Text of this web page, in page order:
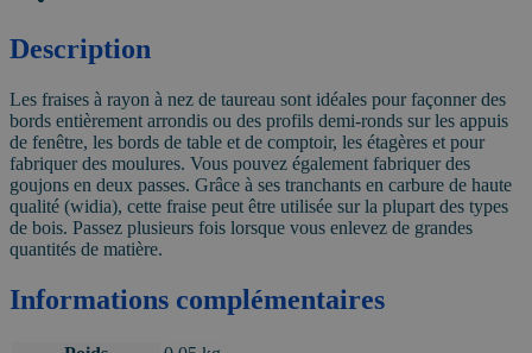
Description
Les fraises à rayon à nez de taureau sont idéales pour façonner des
bords entièrement arrondis ou des profils demi-ronds sur les appuis
de fenêtre, les bords de table et de comptoir, les étagères et pour
fabriquer des moulures. Vous pouvez également fabriquer des
goujons en deux passes. Grâce à ses tranchants en carbure de haute
qualité (widia), cette fraise peut être utilisée sur la plupart des types
de bois. Passez plusieurs fois lorsque vous enlevez de grandes
quantités de matière.
Informations complémentaires